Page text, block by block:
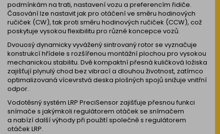
podmínkám na trati, nastavení vozu a preferencím řidiče.
Časování lze nastavit jak pro otáčení ve směru hodinových
ručiček (CW), tak proti směru hodinových ručiček (CCW), což
poskytuje vysokou flexibilitu pro různé koncepce vozů.
Dvouosý dynamicky vyvážený sintrovaný rotor se vyznačuje
konstrukcí hřídele s rozšířenou montážní plochou pro vysokou
mechanickou stabilitu. Dvě kompaktní přesná kuličková ložiska
zajišťují plynulý chod bez vibrací a dlouhou životnost, zatímco
optimalizovaná vícevrstvá deska plošných spojů snižuje vnitřní
odpor.
Vodotěsný systém LRP PreciSensor zajišťuje přesnou funkci
snímače s jakýmkoli regulátorem otáček se snímačem
a nabízí další výhody při použití společně s regulátorem
otáček LRP.